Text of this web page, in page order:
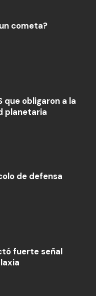
cometa?
obligaron a la
planetaria
de defensa
fuerte señal